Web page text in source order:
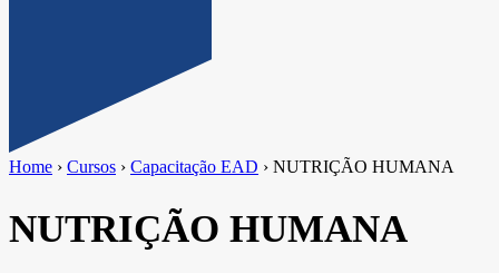
Home › Cursos › Capacitação EAD › NUTRIÇÃO HUMANA
NUTRIÇÃO HUMANA